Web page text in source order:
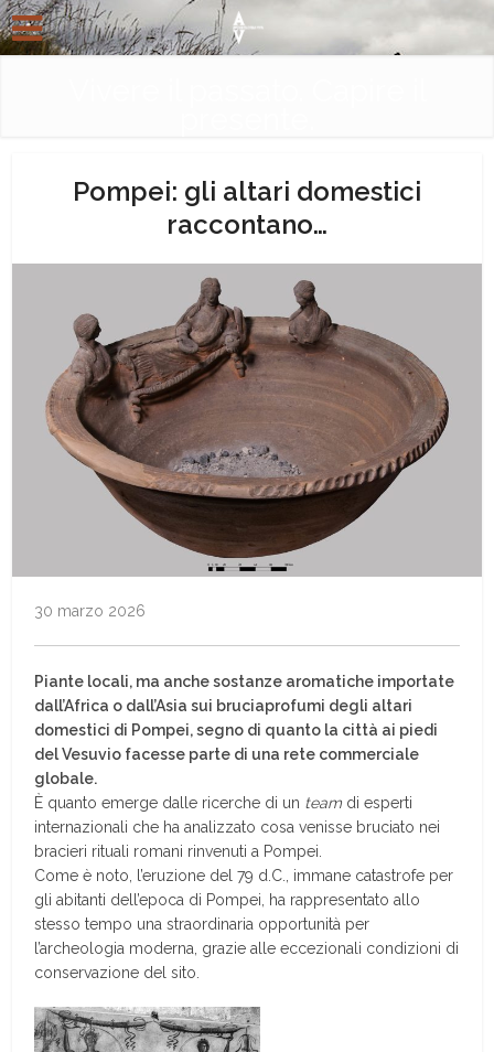
Pompei: gli altari domestici
raccontano…
30 marzo 2026
Piante locali, ma anche sostanze aromatiche importate
dall’Africa o dall’Asia sui bruciaprofumi degli altari
domestici di Pompei, segno di quanto la città ai piedi
del Vesuvio facesse parte di una rete commerciale
globale.
È quanto emerge dalle ricerche di un team di esperti
internazionali che ha analizzato cosa venisse bruciato nei
bracieri rituali romani rinvenuti a Pompei.
Come è noto, l’eruzione del 79 d.C., immane catastrofe per
gli abitanti dell’epoca di Pompei, ha rappresentato allo
stesso tempo una straordinaria opportunità per
l’archeologia moderna, grazie alle eccezionali condizioni di
conservazione del sito.